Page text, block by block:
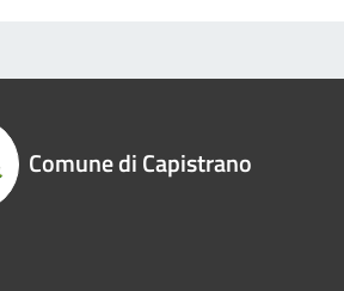
Comune di Capistrano